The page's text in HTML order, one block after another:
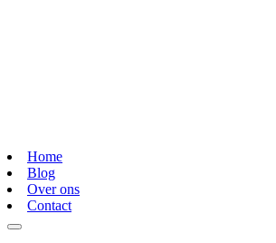
Home
Blog
Over ons
Contact